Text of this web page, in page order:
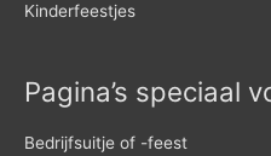
Kinderfeestjes
Pagina’s speciaal
Bedrijfsuitje of -feest